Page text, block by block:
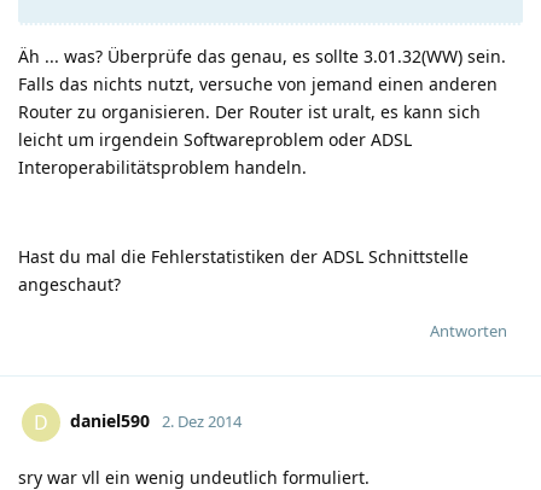
Äh ... was? Überprüfe das genau, es sollte 3.01.32(WW) sein.
Falls das nichts nutzt, versuche von jemand einen anderen
Router zu organisieren. Der Router ist uralt, es kann sich
leicht um irgendein Softwareproblem oder ADSL
Interoperabilitätsproblem handeln.
Hast du mal die Fehlerstatistiken der ADSL Schnittstelle
angeschaut?
Antworten
D daniel590 2. Dez 2014
sry war vll ein wenig undeutlich formuliert.